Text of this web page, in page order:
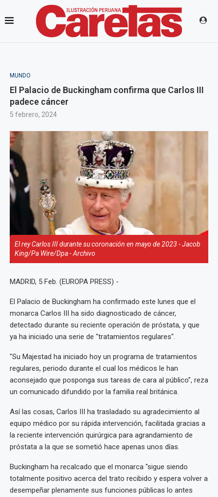
MUNDO
El Palacio de Buckingham confirma que Carlos III
padece cáncer
5 febrero, 2024
El rey Carlos III durante su coronación en mayo de 2023 - Jacob
King/Pa Wire/Dpa - Archivo
MADRID, 5 Feb. (EUROPA PRESS) -
El Palacio de Buckingham ha confirmado este lunes que el
monarca Carlos III ha sido diagnosticado de cáncer,
detectado durante su reciente operación de próstata, y que
ya ha iniciado una serie de "tratamientos regulares".
"Su Majestad ha iniciado hoy un programa de tratamientos
regulares, periodo durante el cual los médicos le han
aconsejado que posponga sus tareas de cara al público", reza
un comunicado difundido por la familia real británica.
Así las cosas, Carlos III ha trasladado su agradecimiento al
equipo médico por su rápida intervención, facilitada gracias a
la reciente intervención quirúrgica para agrandamiento de
próstata a la que se sometió hace apenas unos días.
Buckingham ha recalcado que el monarca "sigue siendo
totalmente positivo acerca del trato recibido y espera volver a
desempeñar plenamente sus funciones públicas lo antes